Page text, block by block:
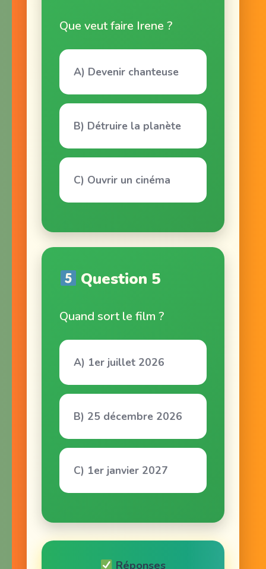
Que veut faire Irene ?
A) Devenir chanteuse
B) Détruire la planète
C) Ouvrir un cinéma
Question 5
Quand sort le film ?
A) 1er juillet 2026
B) 25 décembre 2026
C) 1er janvier 2027
Réponses